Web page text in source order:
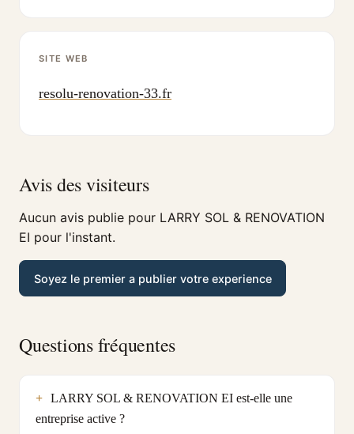
SITE WEB
resolu-renovation-33.fr
Avis des visiteurs
Aucun avis publie pour LARRY SOL & RENOVATION
EI pour l'instant.
Soyez le premier a publier votre experience
Questions fréquentes
LARRY SOL & RENOVATION EI est-elle une
entreprise active ?